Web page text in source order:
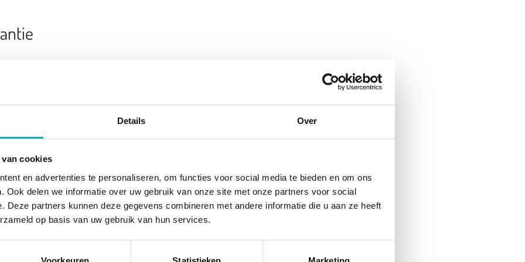
Details Over
cookies
en advertenties te personaliseren, om functies voor social media te bieden en om ons
Ook delen we informatie over uw gebruik van onze site met onze partners voor social
Deze partners kunnen deze gegevens combineren met andere informatie die u aan ze heeft
op basis van uw gebruik van hun services.
ongeopende én ongebruikte bevallingspakket retourneert. Het bad halen wij weer
het opgestuurd is, dan krijg je het volledige aankoopbedrag teruggestort.
en/of bewijs van medische indicatie nodig.
bij ons na gebruik altijd opgezet, schoongemaakt, volledig gedesinfecteerd én
bestaat enkel uit nieuwe en ongebruikte spullen. Zo hoef jij je dus
over deveiligheid én hygiëne.